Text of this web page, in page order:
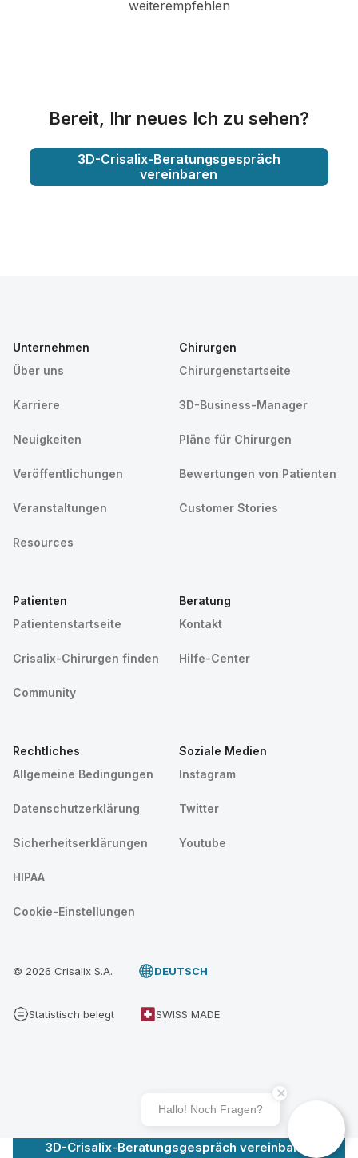
weiterempfehlen
Bereit, Ihr neues Ich zu sehen?
3D-Crisalix-Beratungsgespräch
vereinbaren
3D-Crisalix-Beratungsgespräch vereinbaren
Unternehmen
Über uns
Karriere
Neuigkeiten
Veröffentlichungen
Veranstaltungen
Resources
Chirurgen
Chirurgenstartseite
3D-Business-Manager
Pläne für Chirurgen
Bewertungen von Patienten
Customer Stories
Patienten
Patientenstartseite
Crisalix-Chirurgen finden
Community
Beratung
Kontakt
Hilfe-Center
Rechtliches
Allgemeine Bedingungen
Datenschutzerklärung
Sicherheitserklärungen
HIPAA
Cookie-Einstellungen
Soziale Medien
Instagram
Twitter
Youtube
© 2026 Crisalix S.A. DEUTSCH
Statistisch belegt SWISS MADE
Hallo! Noch Fragen?